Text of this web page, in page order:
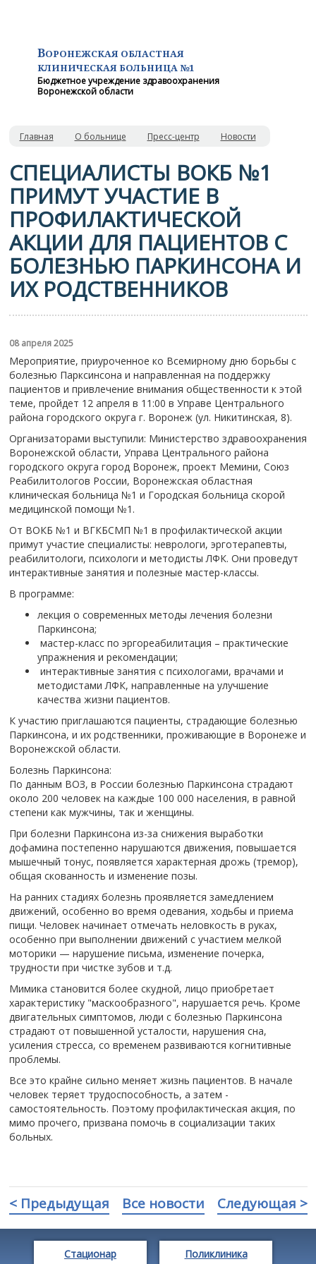
ВОРОНЕЖСКАЯ ОБЛАСТНАЯ
КЛИНИЧЕСКАЯ БОЛЬНИЦА №1
Бюджетное учреждение здравоохранения
Воронежской области
Главная О больнице Пресс-центр Новости
СПЕЦИАЛИСТЫ ВОКБ №1
ПРИМУТ УЧАСТИЕ В
ПРОФИЛАКТИЧЕСКОЙ
АКЦИИ ДЛЯ ПАЦИЕНТОВ С
БОЛЕЗНЬЮ ПАРКИНСОНА И
ИХ РОДСТВЕННИКОВ
08 апреля 2025
Мероприятие, приуроченное ко Всемирному дню борьбы с
болезнью Парксинсона и направленная на поддержку
пациентов и привлечение внимания общественности к этой
теме, пройдет 12 апреля в 11:00 в Управе Центрального
района городского округа г. Воронеж (ул. Никитинская, 8).
Организаторами выступили: Министерство здравоохранения
Воронежской области, Управа Центрального района
городского округа город Воронеж, проект Мемини, Союз
Реабилитологов России, Воронежская областная
клиническая больница №1 и Городская больница скорой
медицинской помощи №1.
От ВОКБ №1 и ВГКБСМП №1 в профилактической акции
примут участие специалисты: неврологи, эрготерапевты,
реабилитологи, психологи и методисты ЛФК. Они проведут
интерактивные занятия и полезные мастер-классы.
В программе:
лекция о современных методы лечения болезни
Паркинсона;
мастер-класс по эргореабилитация – практические
упражнения и рекомендации;
интерактивные занятия с психологами, врачами и
методистами ЛФК, направленные на улучшение
качества жизни пациентов.
К участию приглашаются пациенты, страдающие болезнью
Паркинсона, и их родственники, проживающие в Воронеже и
Воронежской области.
Болезнь Паркинсона:
По данным ВОЗ, в России болезнью Паркинсона страдают
около 200 человек на каждые 100 000 населения, в равной
степени как мужчины, так и женщины.
При болезни Паркинсона из-за снижения выработки
дофамина постепенно нарушаются движения, повышается
мышечный тонус, появляется характерная дрожь (тремор),
общая скованность и изменение позы.
На ранних стадиях болезнь проявляется замедлением
движений, особенно во время одевания, ходьбы и приема
пищи. Человек начинает отмечать неловкость в руках,
особенно при выполнении движений с участием мелкой
моторики — нарушение письма, изменение почерка,
трудности при чистке зубов и т.д.
Мимика становится более скудной, лицо приобретает
характеристику "маскообразного", нарушается речь. Кроме
двигательных симптомов, люди с болезнью Паркинсона
страдают от повышенной усталости, нарушения сна,
усиления стресса, со временем развиваются когнитивные
проблемы.
Все это крайне сильно меняет жизнь пациентов. В начале
человек теряет трудоспособность, а затем -
самостоятельность. Поэтому профилактическая акция, по
мимо прочего, призвана помочь в социализации таких
больных.
< Предыдущая Все новости Следующая >
Стационар Поликлиника